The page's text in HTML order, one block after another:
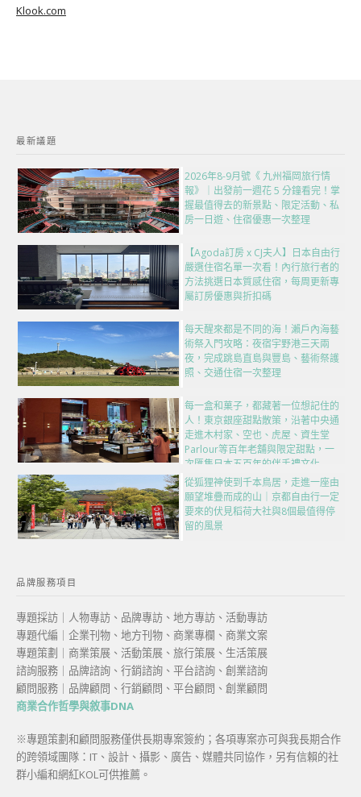
Klook.com
最新議題
2026年8-9月號《 九州福岡旅行情
報》｜出發前一週花 5 分鐘看完！掌
握最值得去的新景點、限定活動、私
房一日遊、住宿優惠一次整理
【Agoda訂房 x CJ夫人】日本自由行
嚴選住宿名單一次看！內行旅行者的
方法挑選日本質感住宿，每周更新專
屬訂房優惠與折扣碼
每天醒來都是不同的海！瀨戶內海藝
術祭入門攻略：夜宿宇野港三天兩
夜，完成跳島直島與豐島、藝術祭護
照、交通住宿一次整理
每一盒和菓子，都藏著一位想記住的
人！東京銀座甜點散策，沿著中央通
走進木村家、空也、虎屋、資生堂
Parlour等百年老舖與限定甜點，一
次匯集日本五百年的伴手禮文化
從狐狸神使到千本鳥居，走進一座由
願望堆疊而成的山｜京都自由行一定
要來的伏見稻荷大社與8個最值得停
留的風景
品牌服務項目
專題採訪｜人物專訪、品牌專訪、地方專訪、活動專訪
專題代編｜企業刊物、地方刊物、商業專欄、商業文案
專題策劃｜商業策展、活動策展、旅行策展、生活策展
諮詢服務｜品牌諮詢、行銷諮詢、平台諮詢、創業諮詢
顧問服務｜品牌顧問、行銷顧問、平台顧問、創業顧問
商業合作哲學與敘事DNA
※專題策劃和顧問服務僅供長期專案簽約；各項專案亦可與我長期合作
的跨領域團隊：IT、設計、攝影、廣告、媒體共同協作，另有信賴的社
群小編和網紅KOL可供推薦。